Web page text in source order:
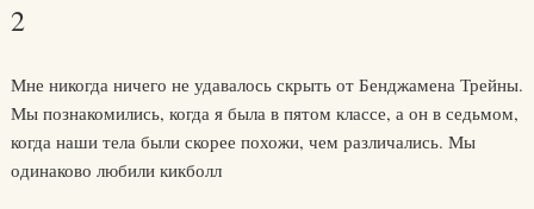
2
Мне никогда ничего не удавалось скрыть от Бенджамена Трейны.
Мы познакомились, когда я была в пятом классе, а он в седьмом,
когда наши тела были скорее похожи, чем различались. Мы
одинаково любили кикболл